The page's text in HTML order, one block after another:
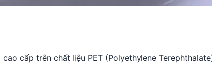
cấp trên chất liệu PET (Polyethylene